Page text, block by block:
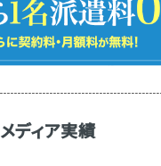
メディア実績